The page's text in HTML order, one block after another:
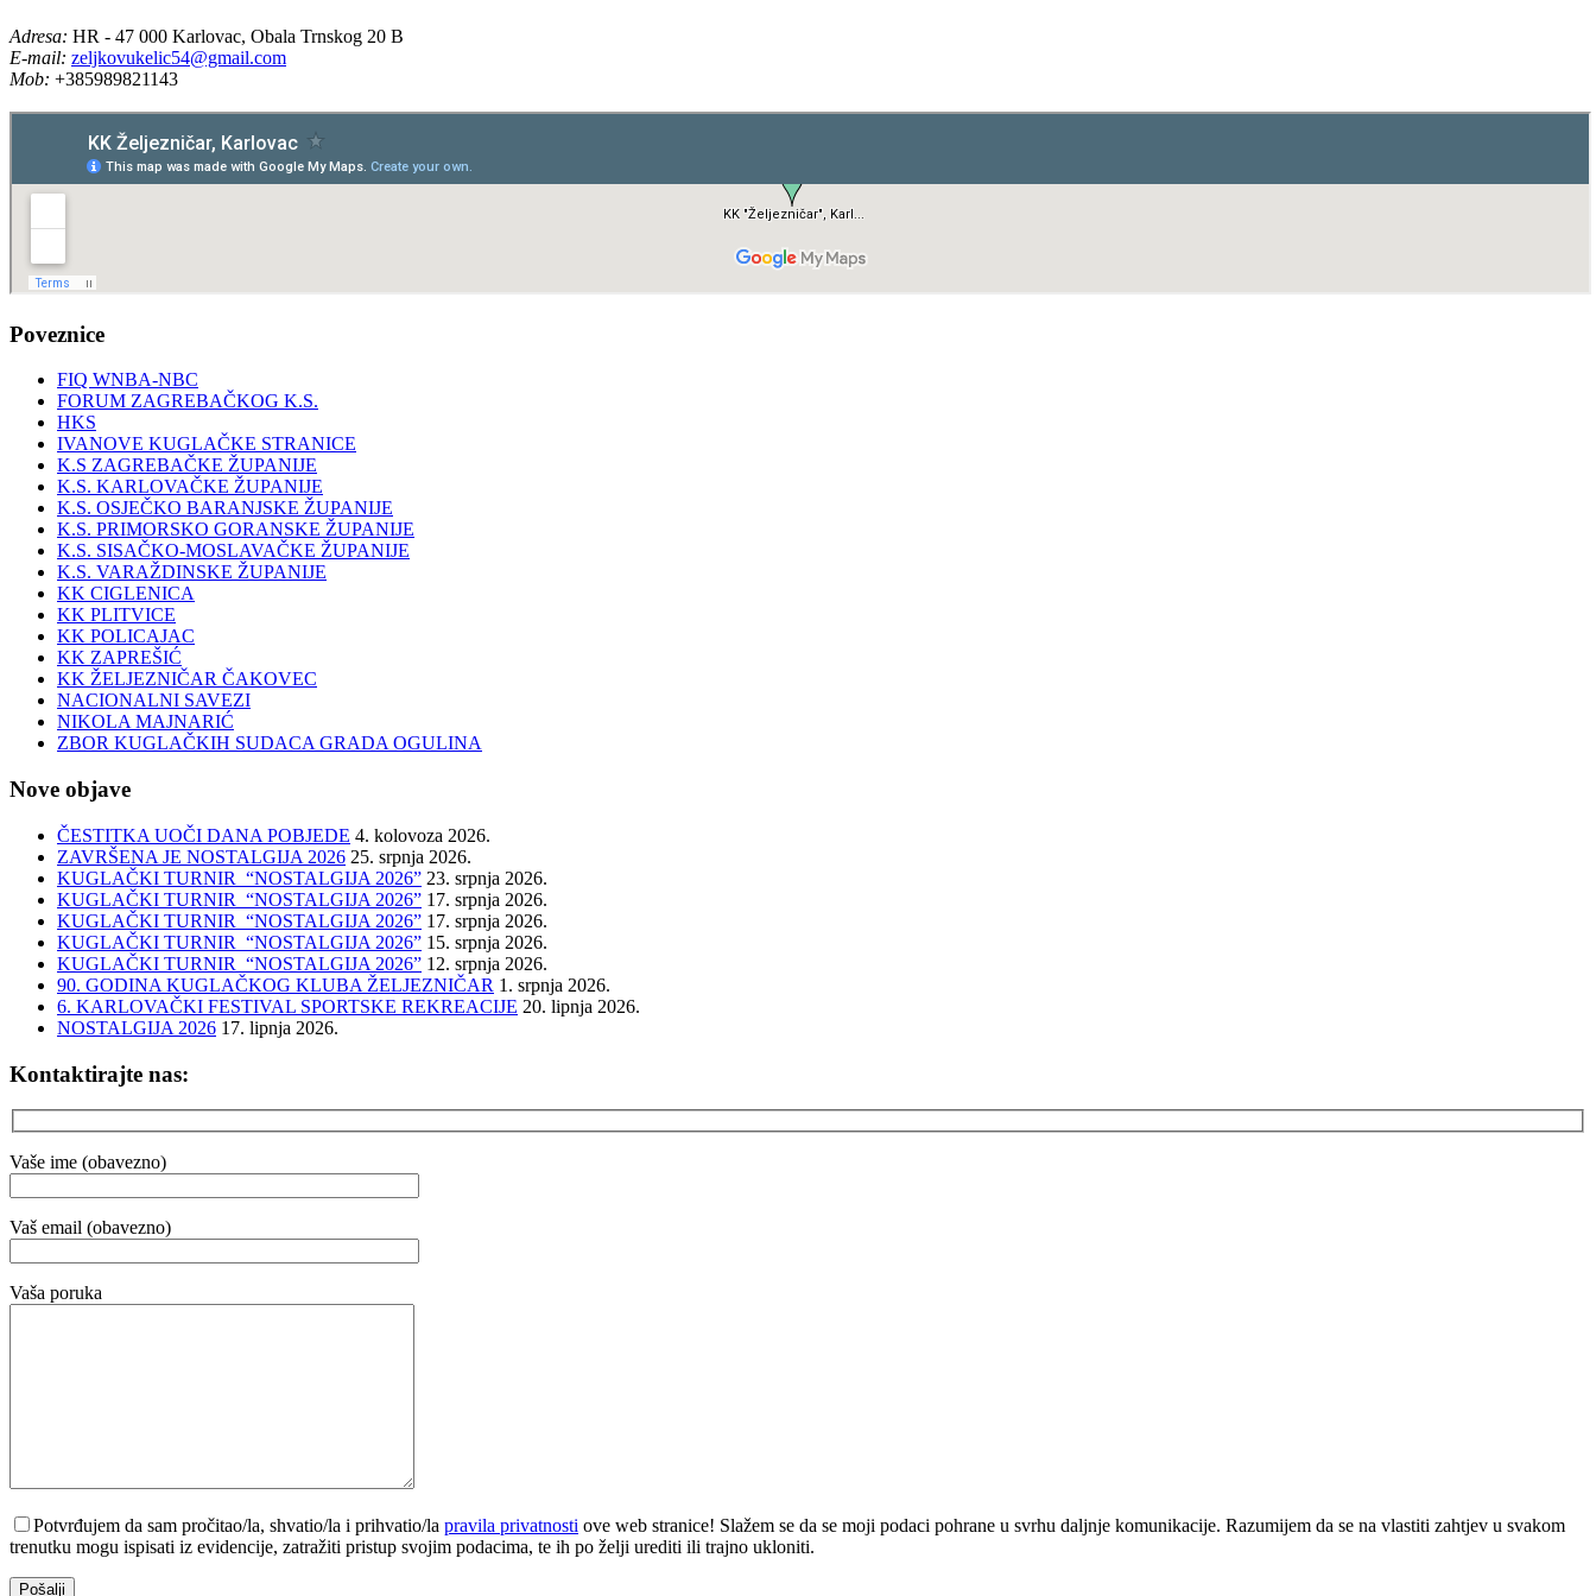
Adresa: HR - 47 000 Karlovac, Obala Trnskog 20 B
E-mail: zeljkovukelic54@gmail.com
Mob: +385989821143
Poveznice
FIQ WNBA-NBC
FORUM ZAGREBAČKOG K.S.
HKS
IVANOVE KUGLAČKE STRANICE
K.S ZAGREBAČKE ŽUPANIJE
K.S. KARLOVAČKE ŽUPANIJE
K.S. OSJEČKO BARANJSKE ŽUPANIJE
K.S. PRIMORSKO GORANSKE ŽUPANIJE
K.S. SISAČKO-MOSLAVAČKE ŽUPANIJE
K.S. VARAŽDINSKE ŽUPANIJE
KK CIGLENICA
KK PLITVICE
KK POLICAJAC
KK ZAPREŠIĆ
KK ŽELJEZNIČAR ČAKOVEC
NACIONALNI SAVEZI
NIKOLA MAJNARIĆ
ZBOR KUGLAČKIH SUDACA GRADA OGULINA
Nove objave
ČESTITKA UOČI DANA POBJEDE 4. kolovoza 2026.
ZAVRŠENA JE NOSTALGIJA 2026 25. srpnja 2026.
KUGLAČKI TURNIR “NOSTALGIJA 2026” 23. srpnja 2026.
KUGLAČKI TURNIR “NOSTALGIJA 2026” 17. srpnja 2026.
KUGLAČKI TURNIR “NOSTALGIJA 2026” 17. srpnja 2026.
KUGLAČKI TURNIR “NOSTALGIJA 2026” 15. srpnja 2026.
KUGLAČKI TURNIR “NOSTALGIJA 2026” 12. srpnja 2026.
90. GODINA KUGLAČKOG KLUBA ŽELJEZNIČAR 1. srpnja 2026.
6. KARLOVAČKI FESTIVAL SPORTSKE REKREACIJE 20. lipnja 2026.
NOSTALGIJA 2026 17. lipnja 2026.
Kontaktirajte nas:
Vaše ime (obavezno)
Vaš email (obavezno)
Vaša poruka
Potvrđujem da sam pročitao/la, shvatio/la i prihvatio/la pravila privatnosti ove web stranice! Slažem se da se moji podaci pohrane u svrhu daljnje komunikacije. Razumijem da se na vlastiti zahtjev u svakom
trenutku mogu ispisati iz evidencije, zatražiti pristup svojim podacima, te ih po želji urediti ili trajno ukloniti.